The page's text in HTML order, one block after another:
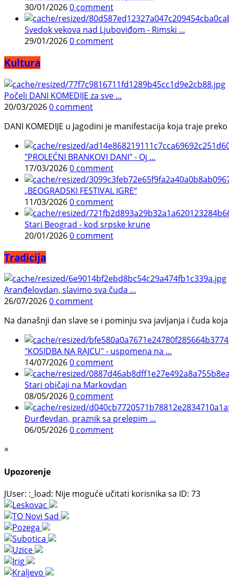
30/01/20260 comment
Svedok vekova nad Ljuboviđom - Rimski ...
29/01/20260 comment
Kultura
Počeli DANI KOMEDIJE za sve ...
20/03/20260 comment
DANI KOMEDIJE u Jagodini je manifestacija koja traje
"PROLEĆNI BRANKOVI DANI" - Oj ...
17/03/20260 comment
„BEOGRADSKI FESTIVAL IGRE“
11/03/20260 comment
Stari Beograd - kod srpske krune
20/01/20260 comment
Tradicija
Aranđelovdan, slavimo sva čuda ...
26/07/20260 comment
Na današnji dan slave se i pominju sva javljanja i čuda
"KOSIDBA NA RAJCU" - uspomena na ...
14/07/20260 comment
Stari običaji na Markovdan
08/05/20260 comment
Đurđevdan, praznik sa prelepim ...
06/05/20260 comment
×
Upozorenje
JUser: :_load: Nije moguće učitati korisnika sa ID: 73